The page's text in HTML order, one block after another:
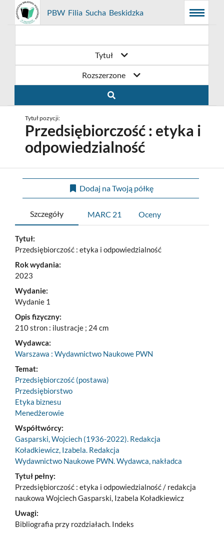
Menu
główne
Wyszukiwarka
Treść
główna
Prolib
Integro
-
główna
PBW Filia Sucha Beskidzka
Menu
Tytuł
Rozszerzone
Tytuł pozycji:
Przedsiębiorczość : etyka i
odpowiedzialność
Dodaj na Twoją półkę
Szczegóły MARC 21 Oceny
Tytuł:
Przedsiębiorczość : etyka i odpowiedzialność
Rok wydania:
2023
Wydanie:
Wydanie 1
Opis fizyczny:
210 stron : ilustracje ; 24 cm
Wydawca:
Warszawa : Wydawnictwo Naukowe PWN
Temat:
Przedsiębiorczość (postawa)
Przedsiębiorstwo
Etyka biznesu
Menedżerowie
Współtwórcy:
Gasparski, Wojciech (1936-2022). Redakcja
Koładkiewicz, Izabela. Redakcja
Wydawnictwo Naukowe PWN. Wydawca, nakładca
Tytuł pełny:
Przedsiębiorczość : etyka i odpowiedzialność / redakcja
naukowa Wojciech Gasparski, Izabela Koładkiewicz
Uwagi:
Bibliografia przy rozdziałach. Indeks